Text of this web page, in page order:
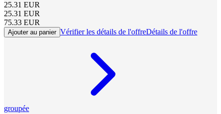
25.31 EUR
25.31 EUR
75.33 EUR
Ajouter au panier Vérifier les détails de l'offreDétails de l'offre
groupée